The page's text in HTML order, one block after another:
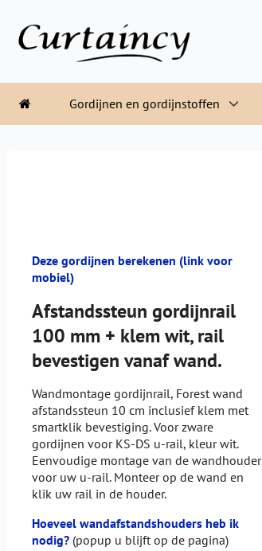
Gordijnen en gordijnstoffen
Deze gordijnen berekenen (link voor
mobiel)
Afstandssteun gordijnrail
100 mm + klem wit, rail
bevestigen vanaf wand.
Wandmontage gordijnrail, Forest wand
afstandssteun 10 cm inclusief klem met
smartklik bevestiging. Voor zware
gordijnen voor KS-DS u-rail, kleur wit.
Eenvoudige montage van de wandhouder
voor uw u-rail. Monteer op de wand en
klik uw rail in de houder.
Hoeveel wandafstandshouders heb ik
nodig? (popup u blijft op de pagina)